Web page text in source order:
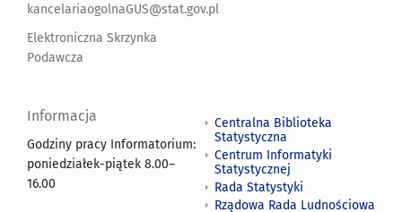
kancelariaogolnaGUS@stat.gov.pl
Elektroniczna Skrzynka
Podawcza
Informacja
Godziny pracy Informatorium:
poniedziałek-piątek 8.00–
16.00
Centralna Biblioteka
Statystyczna
Centrum Informatyki
Statystycznej
Rada Statystyki
Rządowa Rada Ludnościowa